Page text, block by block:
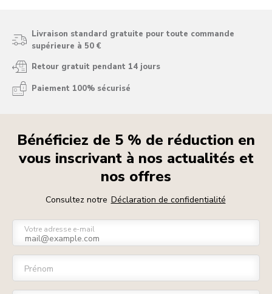
Livraison standard gratuite pour toute commande
supérieure à 50 €
Retour gratuit pendant 14 jours
Paiement 100% sécurisé
Bénéficiez de 5 % de réduction en
vous inscrivant à nos actualités et
nos offres
Consultez notre Déclaration de confidentialité
Votre adresse e-mail
Prénom